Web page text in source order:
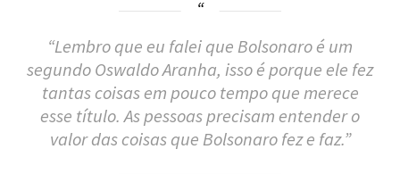
“Lembro que eu falei que Bolsonaro é um
segundo Oswaldo Aranha, isso é porque ele fez
tantas coisas em pouco tempo que merece
esse título. As pessoas precisam entender o
valor das coisas que Bolsonaro fez e faz.”